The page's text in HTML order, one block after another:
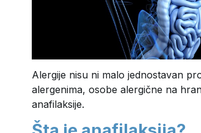
Alergije nisu ni malo jednostavan
alergenima, osobe alergične na
anafilaksije.